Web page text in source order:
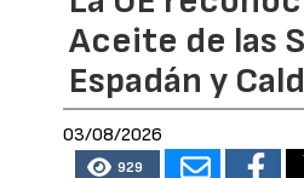
Aceite de las
Espadán y
03/08/2026
929